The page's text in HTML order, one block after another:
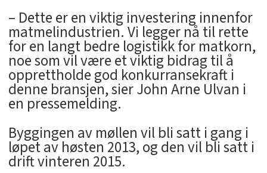
– Dette er en viktig investering innenfor
matmelindustrien. Vi legger nå til rette
for en langt bedre logistikk for matkorn,
noe som vil være et viktig bidrag til å
opprettholde god konkurransekraft i
denne bransjen, sier John Arne Ulvan i
en pressemelding.
Byggingen av møllen vil bli satt i gang i
løpet av høsten 2013, og den vil bli satt i
drift vinteren 2015.